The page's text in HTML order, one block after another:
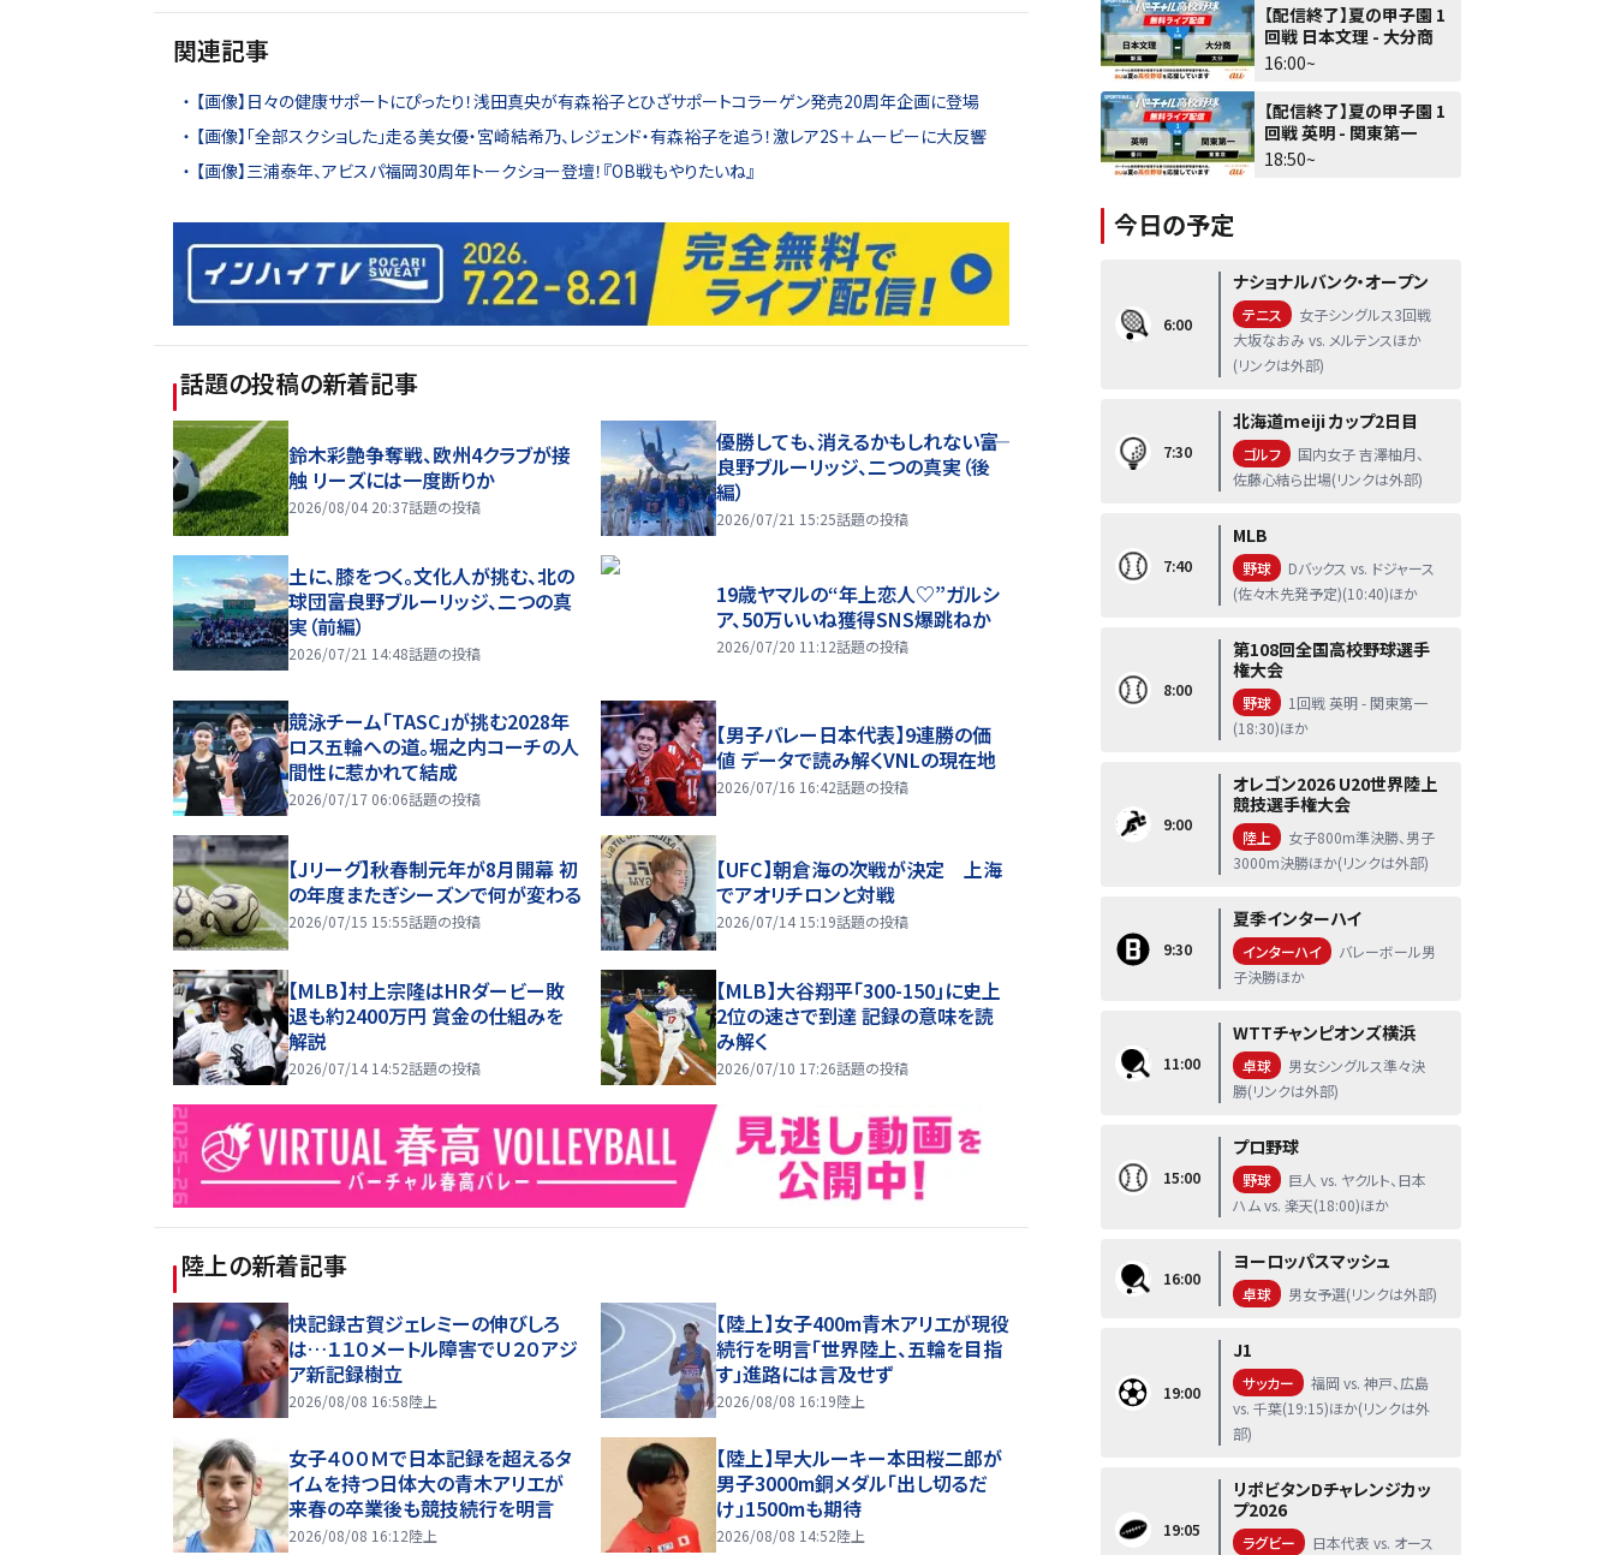
関連記事
【画像】日々の健康サポートにぴったり！浅田真央が有森裕子とひざサポートコラーゲン発売20周年企画に登場
【画像】「全部スクショした」走る美女優・宮崎結希乃、レジェンド・有森裕子を追う！激レア2S＋ムービーに大反響
【画像】三浦泰年、アビスパ福岡30周年トークショー登壇！『OB戦もやりたいね』
話題の投稿の新着記事
鈴木彩艶争奪戦、欧州4クラブが接
触 リーズには一度断りか
2026/08/04 20:37話題の投稿
優勝しても、消えるかもしれない――富
良野ブルーリッジ、二つの真実（後
編）
2026/07/21 15:25話題の投稿
土に、膝をつく。文化人が挑む、北の
球団――富良野ブルーリッジ、二つの真
実（前編）
2026/07/21 14:48話題の投稿
19歳ヤマルの“年上恋人♡”ガルシ
ア、50万いいね獲得SNS爆跳ねか
2026/07/20 11:12話題の投稿
競泳チーム「TASC」が挑む2028年
ロス五輪への道。堀之内コーチの人
間性に惹かれて結成
2026/07/17 06:06話題の投稿
【男子バレー日本代表】9連勝の価
値 データで読み解くVNLの現在地
2026/07/16 16:42話題の投稿
【Jリーグ】秋春制元年が8月開幕 初
の年度またぎシーズンで何が変わる
2026/07/15 15:55話題の投稿
【UFC】朝倉海の次戦が決定 上海
でアオリチロンと対戦
2026/07/14 15:19話題の投稿
【MLB】村上宗隆はHRダービー敗
退も約2400万円 賞金の仕組みを
解説
2026/07/14 14:52話題の投稿
【MLB】大谷翔平「300-150」に史上
2位の速さで到達 記録の意味を読
み解く
2026/07/10 17:26話題の投稿
陸上の新着記事
快記録古賀ジェレミーの伸びしろ
は…１１０メートル障害でＵ２０アジ
ア新記録樹立
2026/08/08 16:58陸上
【陸上】女子400m青木アリエが現役
続行を明言「世界陸上、五輪を目指
す」進路には言及せず
2026/08/08 16:19陸上
女子４００Ｍで日本記録を超えるタ
イムを持つ日体大の青木アリエが
来春の卒業後も競技続行を明言
2026/08/08 16:12陸上
【陸上】早大ルーキー本田桜二郎が
男子3000m銅メダル「出し切るだ
け」1500mも期待
2026/08/08 14:52陸上
【配信終了】夏の甲子園 1
回戦 日本文理 - 大分商
16:00~
【配信終了】夏の甲子園 1
回戦 英明 - 関東第一
18:50~
今日の予定
6:00
ナショナルバンク・オープン
テニス
女子シングルス3回戦
大坂なおみ vs. メルテンスほか
(リンクは外部)
7:30
北海道meiji カップ2日目
ゴルフ
国内女子 吉澤柚月、
佐藤心結ら出場(リンクは外部)
7:40
MLB
野球
Dバックス vs. ドジャース
(佐々木先発予定)(10:40)ほか
8:00
第108回全国高校野球選手
権大会
野球
1回戦 英明 - 関東第一
(18:30)ほか
9:00
オレゴン2026 U20世界陸上
競技選手権大会
陸上
女子800m準決勝、男子
3000m決勝ほか(リンクは外部)
9:30
夏季インターハイ
インターハイ
バレーボール男
子決勝ほか
11:00
WTTチャンピオンズ横浜
卓球
男女シングルス準々決
勝(リンクは外部)
15:00
プロ野球
野球
巨人 vs. ヤクルト、日本
ハム vs. 楽天(18:00)ほか
16:00
ヨーロッパスマッシュ
卓球 男女予選(リンクは外部)
19:00
J1
サッカー
福岡 vs. 神戸、広島
vs. 千葉(19:15)ほか(リンクは外
部)
19:05
リポビタンDチャレンジカッ
プ2026
ラグビー
日本代表 vs. オース